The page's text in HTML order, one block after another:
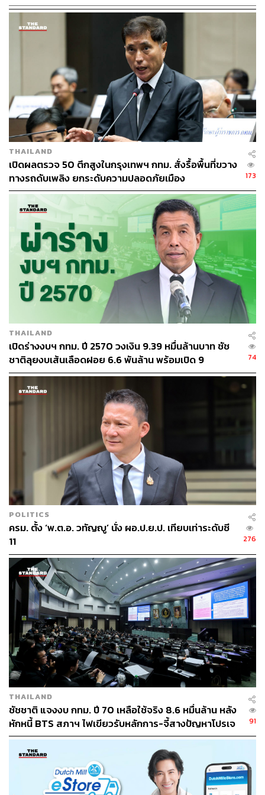
นายกรัฐมนตรีกล่าวอีกว่า ภายในปี 2050 ประชากรโลกกว่า
70% จะอาศัยอยู่ในเขตเมือง ซึ่งสะท้อนถึงความจำเป็นของ
การพัฒนาเมืองที่ยั่งยืนและปลอดภัย ทั้งด้านโครงสร้างพื้น
ฐาน การจัดการความเสี่ยงจากภัยพิบัติ ตลอดจนการรับมือกับ
อาชญากรรมข้ามชาติ ไทยจึงให้ความสำคัญกับการเสริม
สร้างทักษะดิจิทัลให้ประชาชนควบคู่กับการบังคับใช้
กฎหมาย และลดความเหลื่อมล้ำในเมือง ด้วยโครงการ
รถไฟฟ้า 20 บาทตลอดสาย ในกรุงเทพมหานคร
นายกรัฐมนตรียืนยันว่า ไทยพร้อมทำงานร่วมกับ ESCAP
และประเทศสมาชิกอย่างใกล้ชิด เพื่อร่วมสร้างภูมิภาคเอเชีย-
แปซิฟิกที่มั่งคั่ง ยืดหยุ่น และยั่งยืนสำหรับคนรุ่นปัจจุบันและ
อนาคต
TAGS: กรุงเทพมหานคร
แพทองธาร ชินวัตร
จิรายุ ห่วงทรัพย์
คณะกรรมาธิการเศรษฐกิจและสังคมแห่งสหประชาชาติ
171
THAILAND
เปิดผลตรวจ 50 ตึกสูงในกรุงเทพฯ กทม. สั่งรื้อพื้นที่ขวาง
ทางรถดับเพลิง ยกระดับความปลอดภัยเมือง
173
THAILAND
เปิดร่างงบฯ กทม. ปี 2570 วงเงิน 9.39 หมื่นล้านบาท ชัช
ชาติลุยงบเส้นเลือดฝอย 6.6 พันล้าน พร้อมเปิด 9
ยุทธศาสตร์พัฒนาเมือง
74
POLITICS
ครม. ตั้ง ‘พ.ต.อ. วทัญญู’ นั่ง ผอ.ป.ย.ป. เทียบเท่าระดับซี
11
276
THAILAND
ชัชชาติ แจงงบ กทม. ปี 70 เหลือใช้จริง 8.6 หมื่นล้าน หลัง
หักหนี้ BTS สภาฯ ไฟเขียวรับหลักการ-จี้สางปัญหาโปรเจ
กต์ล่าช้า
91